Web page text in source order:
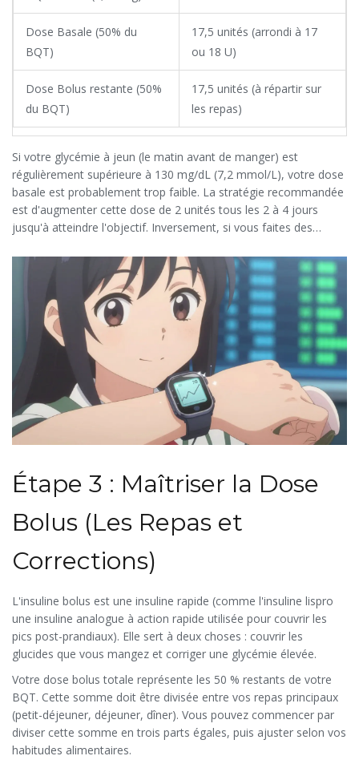
Dose Basale (50% du
BQT)
17,5 unités (arrondi à 17
ou 18 U)
Dose Bolus restante (50%
du BQT)
17,5 unités (à répartir sur
les repas)
Si votre glycémie à jeun (le matin avant de manger) est
régulièrement supérieure à 130 mg/dL (7,2 mmol/L), votre dose
basale est probablement trop faible. La stratégie recommandée
est d'augmenter cette dose de 2 unités tous les 2 à 4 jours
jusqu'à atteindre l'objectif. Inversement, si vous faites des
Étape 3 : Maîtriser la Dose
Bolus (Les Repas et
Corrections)
L'insuline bolus est une insuline rapide (comme l'insuline lispro
une insuline analogue à action rapide utilisée pour couvrir les
pics post-prandiaux). Elle sert à deux choses : couvrir les
glucides que vous mangez et corriger une glycémie élevée.
Votre dose bolus totale représente les 50 % restants de votre
BQT. Cette somme doit être divisée entre vos repas principaux
(petit-déjeuner, déjeuner, dîner). Vous pouvez commencer par
diviser cette somme en trois parts égales, puis ajuster selon vos
habitudes alimentaires.